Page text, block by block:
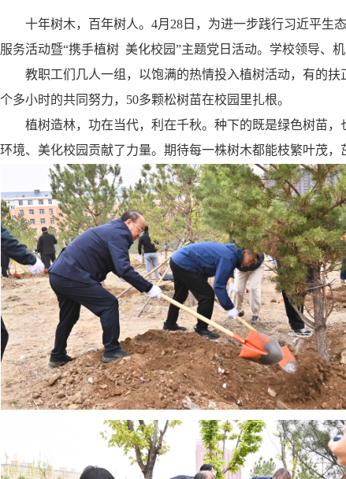
十年树木，百年树人。 4月28日，为进一步践行习近平生
服务活动暨“携手植树 美化校园”主题党日活动。学校领导、机
教职工们几人一组，以饱满的热情投入植树活动，有的
个多小时的共同努力，50多颗松树苗在校园里扎根。
植树造林，功在当代，利在千秋。种下的既是绿色树苗
环境、美化校园贡献了力量。期待每一株树木都能枝繁叶茂，